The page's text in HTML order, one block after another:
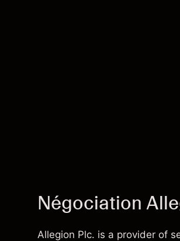
Négociation
Allegion Plc. is a provider of